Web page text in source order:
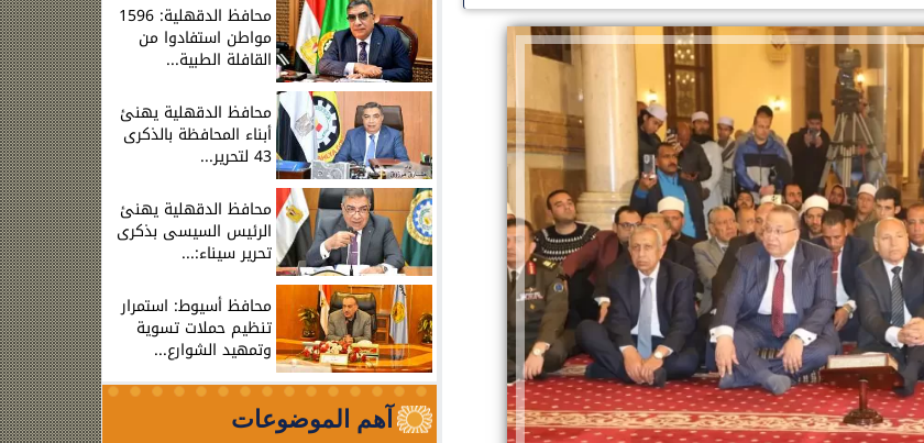
محافظ الدقهلية: 1596
مواطن استفادوا من
القافلة الطبية...
محافظ الدقهلية يهنئ
أبناء المحافظة بالذكرى
43 لتحرير...
محافظ الدقهلية يهنئ
الرئيس السيسى بذكرى
تحرير سيناء:...
محافظ أسيوط: استمرار
تنظيم حملات تسوية
وتمهيد الشوارع...
آهم الموضوعات